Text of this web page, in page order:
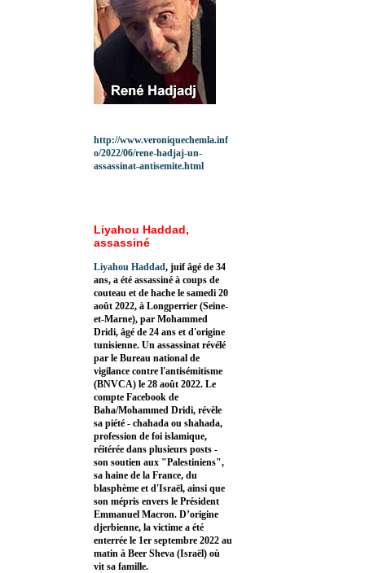
http://www.veroniquechemla.inf
o/2022/06/rene-hadjaj-un-
assassinat-antisemite.html
Liyahou Haddad,
assassiné
Liyahou Haddad, juif âgé de 34
ans, a été assassiné à coups de
couteau et de hache le samedi 20
août 2022, à Longperrier (Seine-
et-Marne), par Mohammed
Dridi, âgé de 24 ans et d'origine
tunisienne. Un assassinat révélé
par le Bureau national de
vigilance contre l'antisémitisme
(BNVCA) le 28 août 2022. Le
compte Facebook de
Baha/Mohammed Dridi, révèle
sa piété - chahada ou shahada,
profession de foi islamique,
réitérée dans plusieurs posts -
son soutien aux "Palestiniens",
sa haine de la France, du
blasphème et d'Israël, ainsi que
son mépris envers le Président
Emmanuel Macron. D’origine
djerbienne, la victime a été
enterrée le 1er septembre 2022 au
matin à Beer Sheva (Israël) où
vit sa famille.